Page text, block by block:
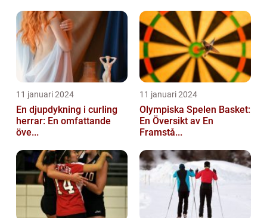
11 januari 2024
En djupdykning i curling
herrar: En omfattande
öve...
11 januari 2024
Olympiska Spelen Basket:
En Översikt av En
Framstå...